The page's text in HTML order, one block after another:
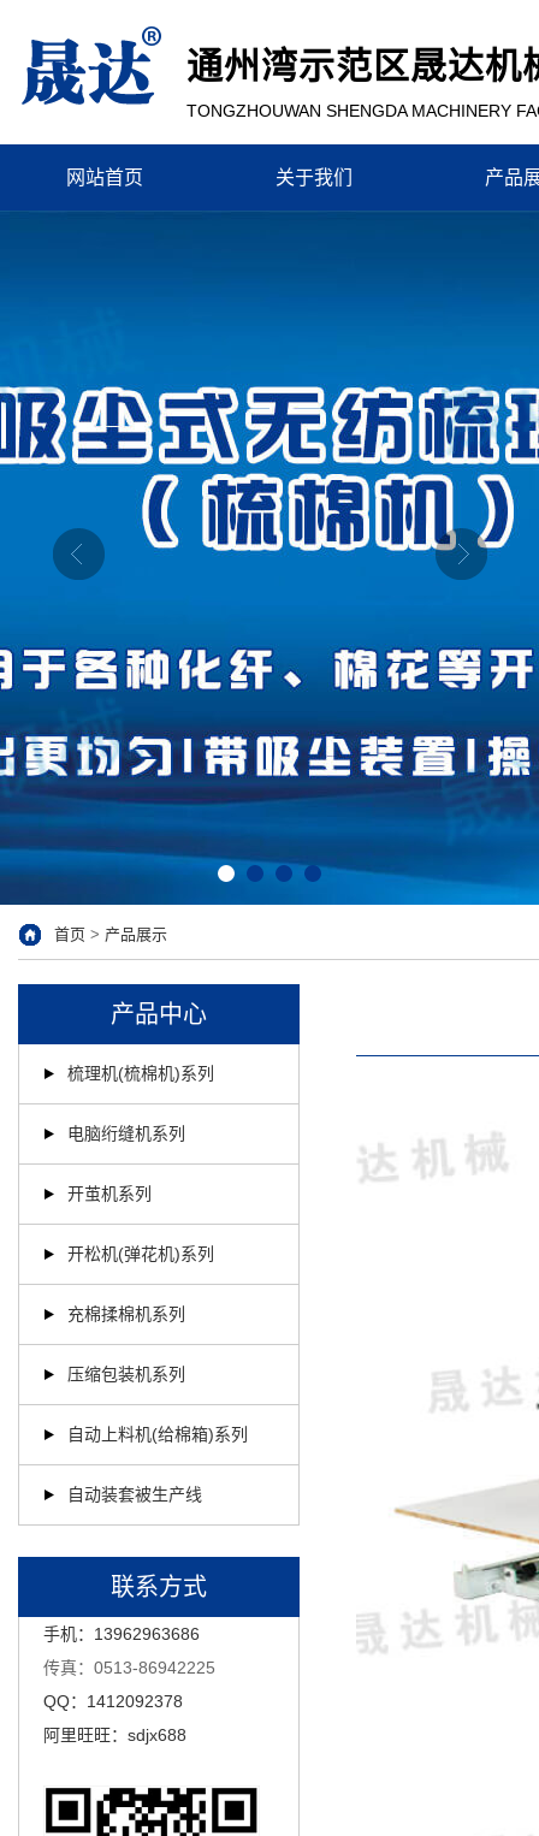
通州湾示范区晟达机
TONGZHOUWAN SHENGDA MACHINERY
网站首页 关于我们 产品
首页 > 产品展示
产品中心
梳理机(梳棉机)系列
电脑绗缝机系列
开茧机系列
开松机(弹花机)系列
充棉揉棉机系列
压缩包装机系列
自动上料机(给棉箱)系列
自动装套被生产线
联系方式
手机：13962963686
传真：0513-86942225
QQ：1412092378
阿里旺旺：sdjx688